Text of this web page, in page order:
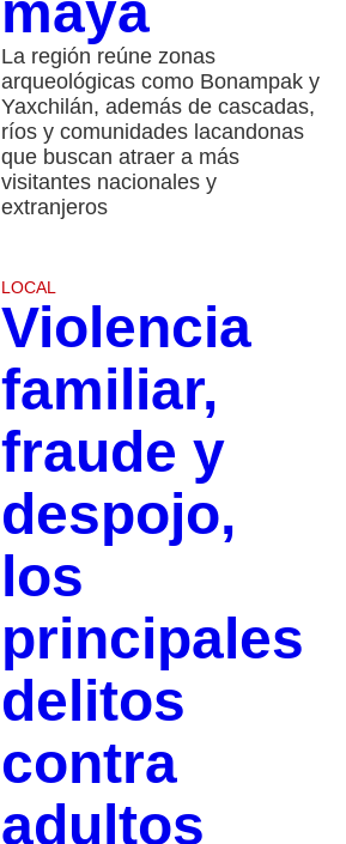
La región reúne zonas
arqueológicas como Bonampak y
Yaxchilán, además de cascadas,
ríos y comunidades lacandonas
que buscan atraer a más
visitantes nacionales y
extranjeros
LOCAL
Violencia
familiar,
fraude y
despojo,
los
principales
delitos
contra
adultos